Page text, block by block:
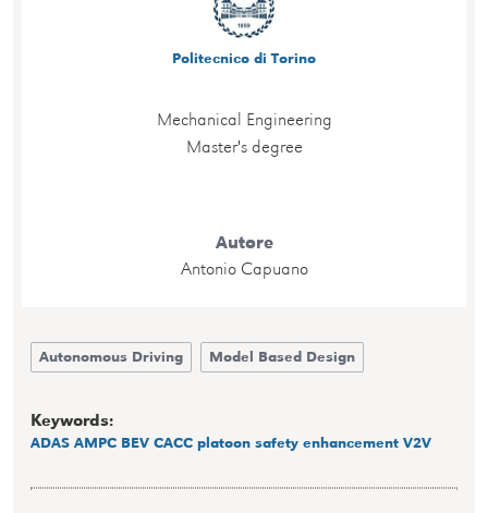
Politecnico di Torino
Mechanical Engineering
Master's degree
Autore
Antonio Capuano
Autonomous Driving Model Based Design
Keywords:
ADAS AMPC BEV CACC platoon safety enhancement V2V